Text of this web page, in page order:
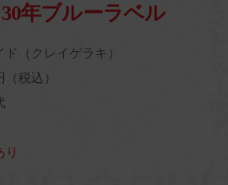
年ブルーラベル
ド（クレイゲラキ）
（税込）
り